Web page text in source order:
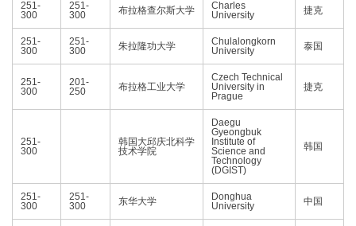
251-
300
251-
300
布拉格查尔斯大学
Charles
University
捷克
251-
300
251-
300
朱拉隆功大学
Chulalongkorn
University
泰国
251-
300
201-
250
布拉格工业大学
Czech Technical
University in
Prague
捷克
251-
300
韩国大邱庆北科学
技术学院
Daegu
Gyeongbuk
Institute of
Science and
Technology
(DGIST)
韩国
251-
300
251-
300
东华大学
Donghua
University
中国